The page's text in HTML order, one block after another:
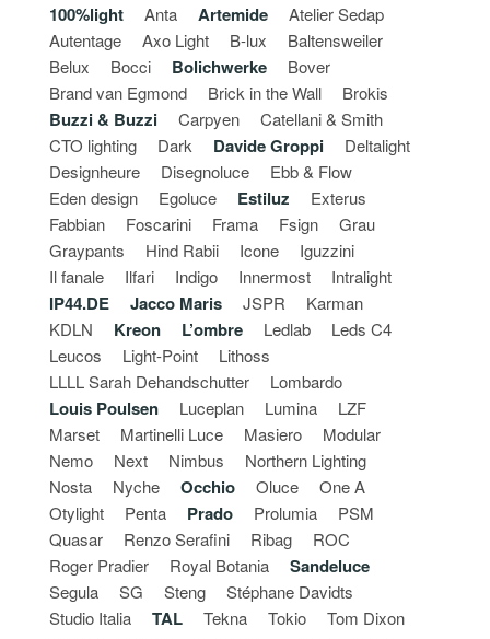
100%light Anta Artemide
Atelier Sedap
Autentage
Axo Light B-lux
Baltensweiler
Belux
Bocci Bolichwerke
Bover
Brand van Egmond
Brick in the Wall Brokis
Buzzi & Buzzi Carpyen
Catellani & Smith
CTO lighting
Dark Davide Groppi
Deltalight
Designheure
Disegnoluce
Ebb & Flow
Eden design
Egoluce Estiluz
Exterus
Fabbian
Foscarini Frama Fsign
Grau
Graypants
Hind Rabii Icone
Iguzzini
Il fanale
Ilfari Indigo Innermost Intralight
IP44.DE Jacco Maris JSPR
Karman
KDLN
Kreon L’ombre Ledlab
Leds C4
Leucos
Light-Point
Lithoss
LLLL Sarah Dehandschutter
Lombardo
Louis Poulsen Luceplan Lumina
LZF
Marset
Martinelli Luce Masiero
Modular
Nemo
Next Nimbus
Northern Lighting
Nosta
Nyche Occhio Oluce
One A
Otylight
Penta Prado Prolumia
PSM
Quasar
Renzo Serafini Ribag
ROC
Roger Pradier
Royal Botania Sandeluce
Segula SG Steng
Stéphane Davidts
Studio Italia
TAL Tekna Tokio
Tom Dixon